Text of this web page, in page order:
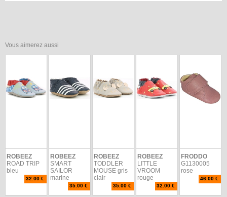
Vous aimerez aussi
ROBEEZ
ROAD TRIP
bleu
32.00 €
ROBEEZ
SMART
SAILOR
marine
35.00 €
ROBEEZ
TODDLER
MOUSE gris
clair
35.00 €
ROBEEZ
LITTLE
VROOM
rouge
32.00 €
FRODDO
G1130005
rose
46.00 €